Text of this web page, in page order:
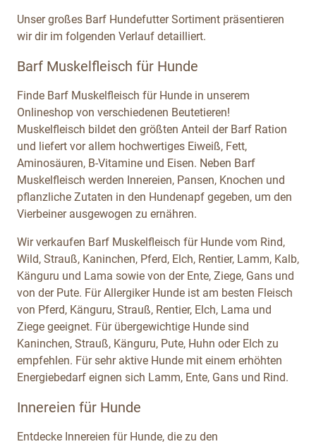
Unser großes Barf Hundefutter Sortiment präsentieren
wir dir im folgenden Verlauf detailliert.
Barf Muskelfleisch für Hunde
Finde Barf Muskelfleisch für Hunde in unserem
Onlineshop von verschiedenen Beutetieren!
Muskelfleisch bildet den größten Anteil der Barf Ration
und liefert vor allem hochwertiges Eiweiß, Fett,
Aminosäuren, B-Vitamine und Eisen. Neben Barf
Muskelfleisch werden Innereien, Pansen, Knochen und
pflanzliche Zutaten in den Hundenapf gegeben, um den
Vierbeiner ausgewogen zu ernähren.
Wir verkaufen Barf Muskelfleisch für Hunde vom Rind,
Wild, Strauß, Kaninchen, Pferd, Elch, Rentier, Lamm, Kalb,
Känguru und Lama sowie von der Ente, Ziege, Gans und
von der Pute. Für Allergiker Hunde ist am besten Fleisch
von Pferd, Känguru, Strauß, Rentier, Elch, Lama und
Ziege geeignet. Für übergewichtige Hunde sind
Kaninchen, Strauß, Känguru, Pute, Huhn oder Elch zu
empfehlen. Für sehr aktive Hunde mit einem erhöhten
Energiebedarf eignen sich Lamm, Ente, Gans und Rind.
Innereien für Hunde
Entdecke Innereien für Hunde, die zu den